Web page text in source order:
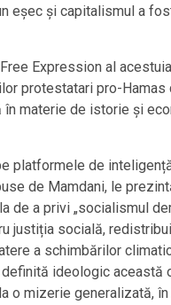
eșec și capitalismul a
Expression al
protestatari pro-Hamas
materie de istorie și
platformele de
de Mamdani, le
a privi „socialismul
justiția socială,
a schimbărilor
ideologic
mizerie generalizată, în